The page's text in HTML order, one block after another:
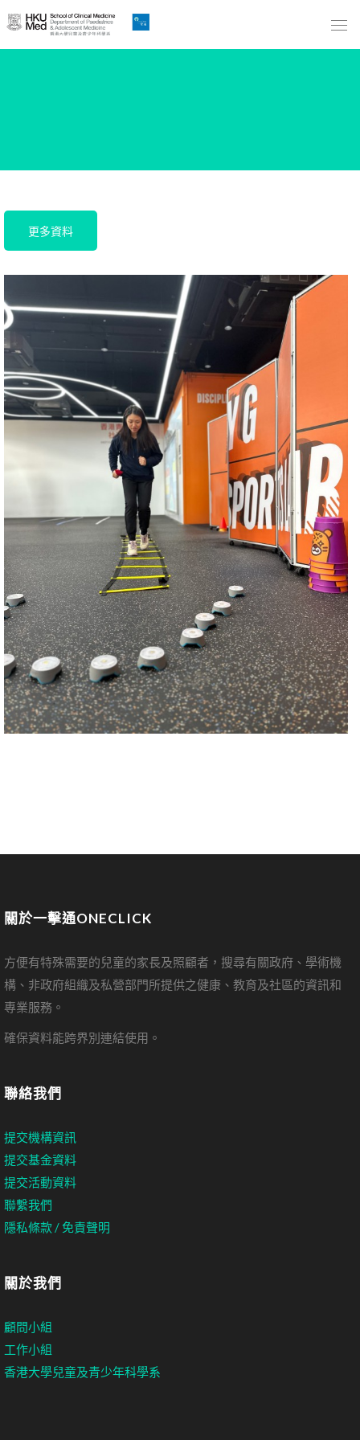
Skip
to
要
容
更多資料
關於一擊通ONECLICK
方便有特殊需要的兒童的家長及照顧者，搜尋有關政府、學術機
構、非政府組織及私營部門所提供之健康、教育及社區的資訊和
專業服務。
確保資料能跨界別連結使用。
聯絡我們
提交機構資訊
提交基金資料
提交活動資料
聯繫我們
隱私條款 / 免責聲明
關於我們
顧問小組
工作小組
香港大學兒童及青少年科學系